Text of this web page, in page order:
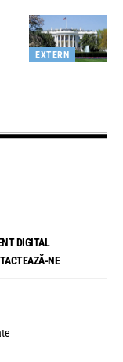
EXTERN
DIGITAL
NE